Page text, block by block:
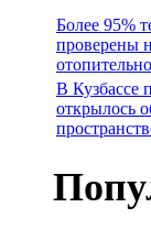
Более 95%
проверены
В Кузбассе
открылось